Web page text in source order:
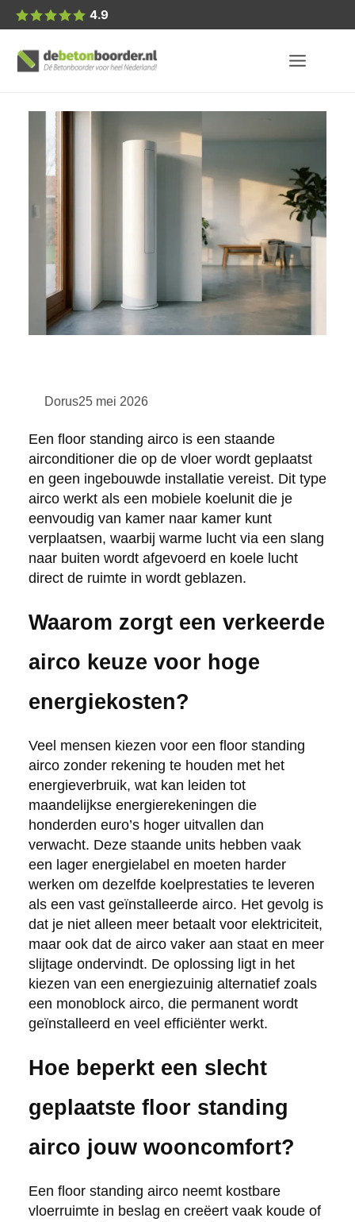
4.9
Posted
by:
Dorus25 mei 2026
Een floor standing airco is een staande
airconditioner die op de vloer wordt geplaatst
en geen ingebouwde installatie vereist. Dit type
airco werkt als een mobiele koelunit die je
eenvoudig van kamer naar kamer kunt
verplaatsen, waarbij warme lucht via een slang
naar buiten wordt afgevoerd en koele lucht
direct de ruimte in wordt geblazen.
Waarom zorgt een verkeerde
airco keuze voor hoge
energiekosten?
Veel mensen kiezen voor een floor standing
airco zonder rekening te houden met het
energieverbruik, wat kan leiden tot
maandelijkse energierekeningen die
honderden euro’s hoger uitvallen dan
verwacht. Deze staande units hebben vaak
een lager energielabel en moeten harder
werken om dezelfde koelprestaties te leveren
als een vast geïnstalleerde airco. Het gevolg is
dat je niet alleen meer betaalt voor elektriciteit,
maar ook dat de airco vaker aan staat en meer
slijtage ondervindt. De oplossing ligt in het
kiezen van een energiezuinig alternatief zoals
een monoblock airco, die permanent wordt
geïnstalleerd en veel efficiënter werkt.
Hoe beperkt een slecht
geplaatste floor standing
airco jouw wooncomfort?
Een floor standing airco neemt kostbare
vloerruimte in beslag en creëert vaak koude of